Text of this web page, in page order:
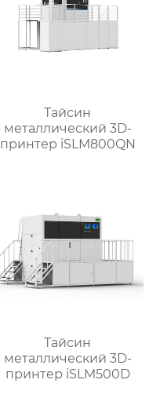
Тайсин
металлический 3D-
принтер iSLM800QN
Тайсин
металлический 3D-
принтер iSLM500D